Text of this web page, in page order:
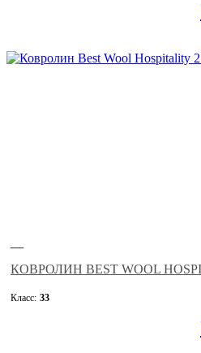
—
КОВРОЛИН BEST WOOL
Класс: 33